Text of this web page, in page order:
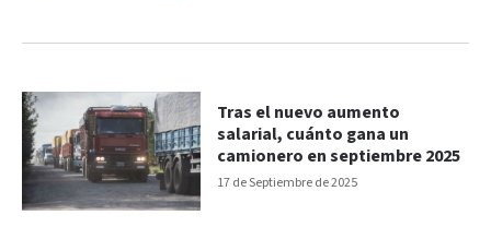
17 de Septiembre de 2025
Tras el nuevo aumento
salarial, cuánto gana un
camionero en septiembre 2025